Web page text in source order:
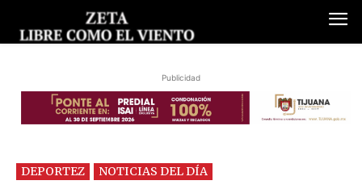
Publicidad
DEPORTEZ NOTICIAS DEL DÍA